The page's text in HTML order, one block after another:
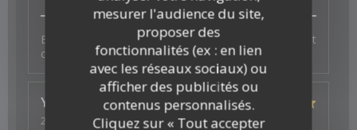
mesurer l'audience du site,
proposer des
fonctionnalités (ex : en lien
avec les réseaux sociaux) ou
afficher des publicités ou
contenus personnalisés.
Cliquez sur « Tout accepter
Bonne ambiance, service au top et plats excellents et
copieux
Ysé-SolèneD
2026-07-29 - 19:30 - Couverts 2